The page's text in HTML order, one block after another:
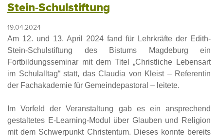
Stein-Schulstiftung
19.04.2024
Am 12. und 13. April 2024 fand für Lehrkräfte der Edith-
Stein-Schulstiftung des Bistums Magdeburg ein
Fortbildungsseminar mit dem Titel „Christliche Lebensart
im Schulalltag“ statt, das Claudia von Kleist – Referentin
der Fachakademie für Gemeindepastoral – leitete.
Im Vorfeld der Veranstaltung gab es ein ansprechend
gestaltetes E-Learning-Modul über Glauben und Religion
mit dem Schwerpunkt Christentum. Dieses konnte bereits